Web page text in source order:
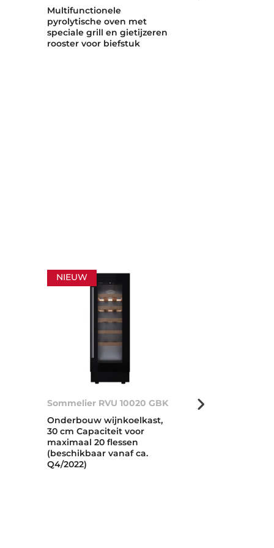
Multifunctionele
pyrolytische oven met
speciale grill en gietijzeren
rooster voor biefstuk
NIEUW
Sommelier RVU 10020 GBK
Onderbouw wijnkoelkast,
30 cm Capaciteit voor
maximaal 20 flessen
(beschikbaar vanaf ca.
Q4/2022)